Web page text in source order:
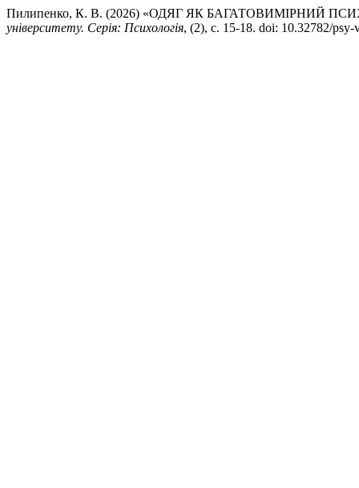
Пилипенко, К. В. (2026) «ОДЯГ ЯК БАГАТОВИМІРНИЙ
університету. Серія: Психологія, (2), с. 15-18. doi: 10.32782/